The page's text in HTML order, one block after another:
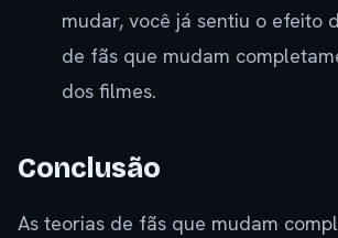
mudar, você já sentiu o efeito
de fãs que mudam
dos filmes.
Conclusão
As teorias de fãs que mudam